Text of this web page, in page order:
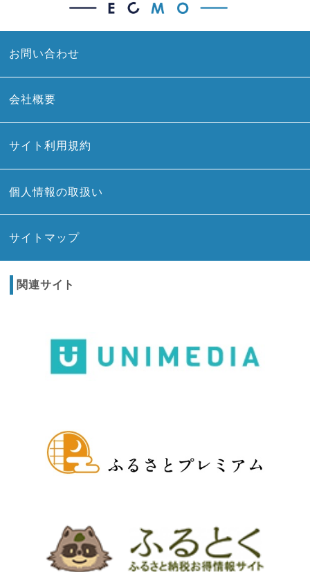
お問い合わせ
会社概要
サイト利用規約
個人情報の取扱い
サイトマップ
関連サイト